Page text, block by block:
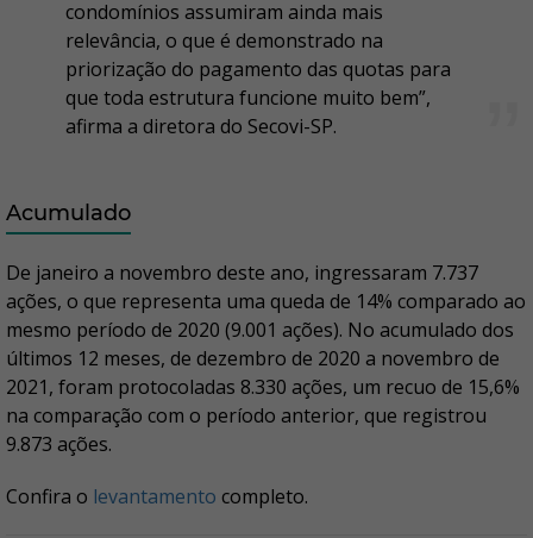
condomínios assumiram ainda mais
relevância, o que é demonstrado na
priorização do pagamento das quotas para
que toda estrutura funcione muito bem”,
afirma a diretora do Secovi-SP.
Acumulado
De janeiro a novembro deste ano, ingressaram 7.737
ações, o que representa uma queda de 14% comparado ao
mesmo período de 2020 (9.001 ações). No acumulado dos
últimos 12 meses, de dezembro de 2020 a novembro de
2021, foram protocoladas 8.330 ações, um recuo de 15,6%
na comparação com o período anterior, que registrou
9.873 ações.
Confira o levantamento completo.